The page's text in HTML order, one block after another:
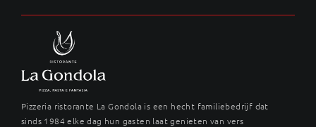
Pizzeria ristorante La Gondola is een hecht familiebedrijf dat
sinds 1984 elke dag hun gasten laat genieten van vers